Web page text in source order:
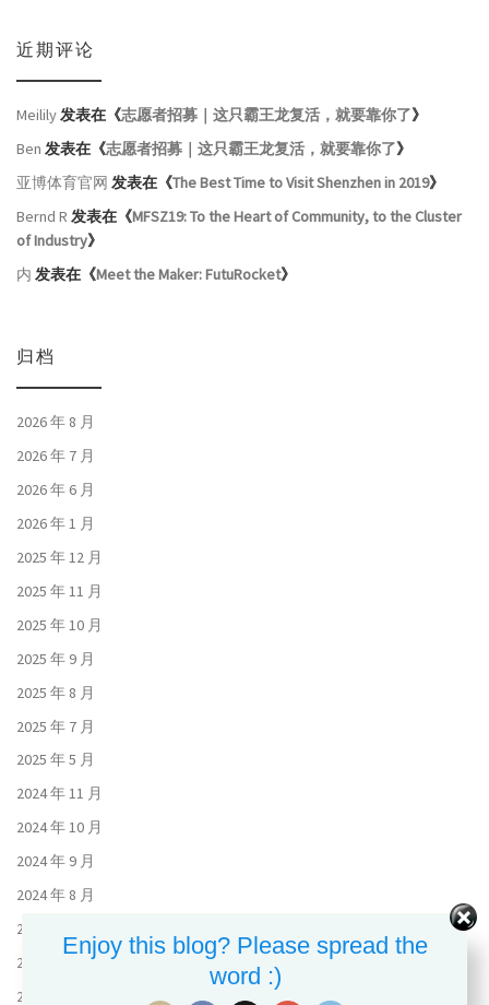
近期评论
Meilily发表在《志愿者招募｜这只霸王龙复活，就要靠你了》
Ben 发表在《志愿者招募｜这只霸王龙复活，就要靠你了》
亚博体育官网 发表在《The Best Time to Visit Shenzhen in 2019》
Bernd R 发表在《MFSZ19: To the Heart of Community, to the Cluster
of Industry》
内 发表在《Meet the Maker: FutuRocket》
归档
2026 年 8 月
2026 年 7 月
2026 年 6 月
2026 年 1 月
2025 年 12 月
2025 年 11 月
2025 年 10 月
2025 年 9 月
2025 年 8 月
2025 年 7 月
2025 年 5 月
2024 年 11 月
2024 年 10 月
2024 年 9 月
2024 年 8 月
2024 年 7 月
2024 年 6 月
2023 年 11 月
Enjoy this blog? Please spread the
word :)